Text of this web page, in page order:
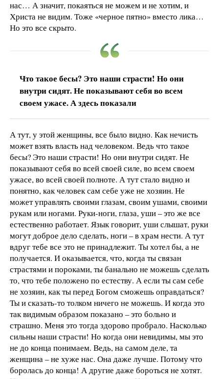
нас… А значит, покаяться не можем и не хотим, и
Христа не видим. Тоже «черное пятно» вместо лика…
Но это все скрыто.
Что такое бесы? Это наши страсти! Но они
внутри сидят. Не показывают себя во всем
своем ужасе. А здесь показали
А тут, у этой женщины, все было видно. Как нечисть
может взять власть над человеком. Ведь что такое
бесы? Это наши страсти! Но они внутри сидят. Не
показывают себя во всей своей силе, во всем своем
ужасе, во всей своей полноте. А тут стало видно и
понятно, как человек сам себе уже не хозяин. Не
может управлять своими глазам, своим ушами, своими
рукам или ногами. Руки-ноги, глаза, уши – это же все
естественно работает. Язык говорит, уши слышат, руки
могут доброе дело сделать, ноги – в храм нести. А тут
вдруг тебе все это не принадлежит. Ты хотел бы, а не
получается. И оказывается, что, когда ты связан
страстями и пороками, ты банально не можешь сделать
то, что тебе положено по естеству. А если ты сам себе
не хозяин, как ты перед Богом сможешь оправдаться?
Ты и сказать-то толком ничего не можешь. И когда это
так видимым образом показано – это больно и
страшно. Меня это тогда здорово пробрало. Насколько
сильны наши страсти! Но когда они невидимы, мы это
не до конца понимаем. Ведь, на самом деле, та
женщина – не хуже нас. Она даже лучше. Потому что
боролась до конца! А другие даже бороться не хотят.